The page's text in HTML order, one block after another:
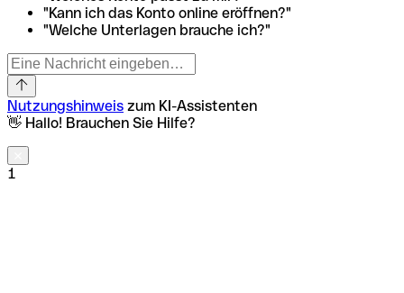
"Kann ich das Konto online eröffnen?"
"Welche Unterlagen brauche ich?"
Nutzungshinweis zum KI-Assistenten
👋 Hallo! Brauchen Sie Hilfe?
1